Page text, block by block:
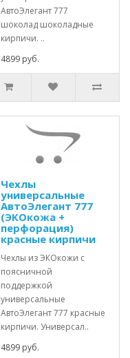
АвтоЭлегант 777
шоколад шоколадные
кирпичи. ..
4899 руб.
Чехлы
универсальные
АвтоЭлегант 777
(ЭКОкожа +
перфорация)
красные кирпичи
Чехлы из ЭКОкожи с
поясничной
поддержкой
универсальные
АвтоЭлегант 777 красные
кирпичи. Универсал..
4899 руб.